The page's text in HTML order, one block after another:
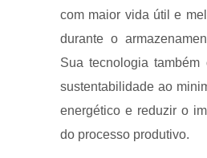
com maior vida útil e
durante o
Sua tecnologia também
sustentabilidade ao
energético e reduzir o
do processo produtivo.